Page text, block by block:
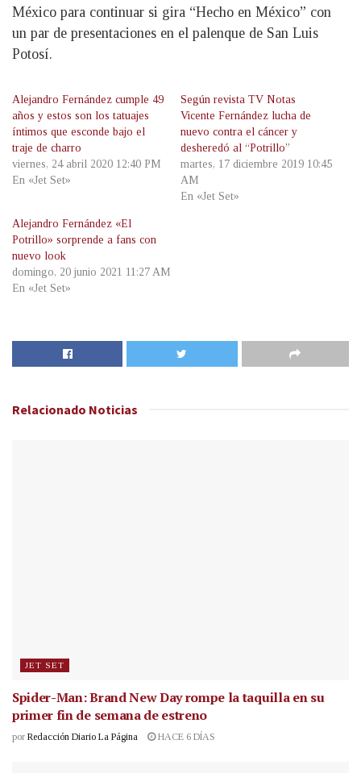
México para continuar si gira “Hecho en México” con
un par de presentaciones en el palenque de San Luis
Potosí.
Alejandro Fernández cumple 49
años y estos son los tatuajes
íntimos que esconde bajo el
traje de charro
viernes, 24 abril 2020 12:40 PM
En «Jet Set»
Según revista TV Notas
Vicente Fernández lucha de
nuevo contra el cáncer y
desheredó al “Potrillo”
martes, 17 diciembre 2019 10:45
AM
En «Jet Set»
Alejandro Fernández «El
Potrillo» sorprende a fans con
nuevo look
domingo, 20 junio 2021 11:27 AM
En «Jet Set»
Relacionado Noticias
JET SET
Spider-Man: Brand New Day rompe la taquilla en su
primer fin de semana de estreno
por Redacción Diario La Página HACE 6 DÍAS